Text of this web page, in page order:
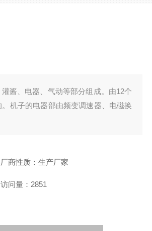
酱、电器、气动等部分组成。由12个
机子的电器部由频变调速器、电磁换
厂商性质：生产厂家
访问量：2851